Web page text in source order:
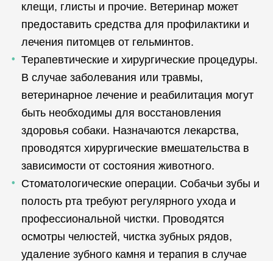
клещи, глисты и прочие. Ветеринар может
предоставить средства для профилактики и
лечения питомцев от гельминтов.
Терапевтические и хирургические процедуры.
В случае заболевания или травмы,
ветеринарное лечение и реабилитация могут
быть необходимы для восстановления
здоровья собаки. Назначаются лекарства,
проводятся хирургические вмешательства в
зависимости от состояния животного.
Стоматологические операции. Собачьи зубы и
полость рта требуют регулярного ухода и
профессиональной чистки. Проводятся
осмотры челюстей, чистка зубных рядов,
удаление зубного камня и терапия в случае